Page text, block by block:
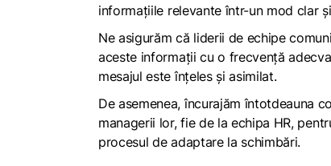
informațiile relevante într-un mod clar
Ne asigurăm că liderii de echipe
aceste informații cu o frecvență
mesajul este înțeles și asimilat.
De asemenea, încurajăm întotdeauna
managerii lor, fie de la echipa HR,
procesul de adaptare la schimbări.